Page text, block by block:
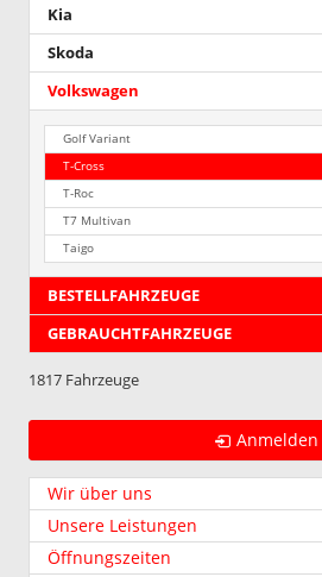
Kia
Skoda
Volkswagen
Golf Variant
T-Cross
T-Roc
T7 Multivan
Taigo
BESTELLFAHRZEUGE
GEBRAUCHTFAHRZEUGE
1817 Fahrzeuge
Anmelden
Wir über uns
Unsere Leistungen
Öffnungszeiten